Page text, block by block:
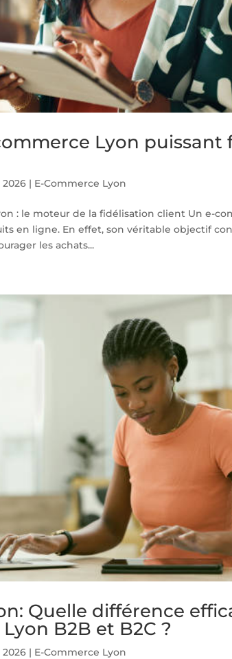
Lyon puissant
2026 | E-Commerce Lyon
: le moteur de la fidélisation client Un e-
en ligne. En effet, son véritable objectif
les achats...
Quelle différence
B2B et B2C ?
2026 | E-Commerce Lyon